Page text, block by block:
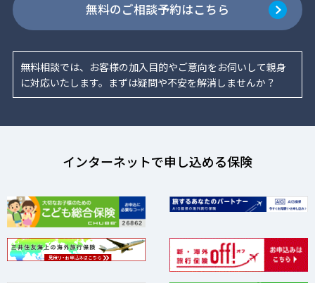
無料のご相談予約はこちら
無料相談では、お客様の加入目的やご意向をお伺いして親身
に対応いたします。まずは疑問や不安を解消しませんか？
インターネットで申し込める保険